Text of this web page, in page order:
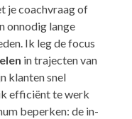
je coachvraag of
onnodig lange
Ik leg de focus
in trajecten van
klanten snel
efficiënt te werk
beperken: de in-